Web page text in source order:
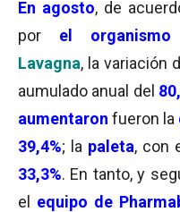
En agosto, de
por el organismo
Lavagna, la variación
aumulado anual del
aumentaron fueron la
39,4%; la paleta, con
33,3%. En tanto, y
el equipo de